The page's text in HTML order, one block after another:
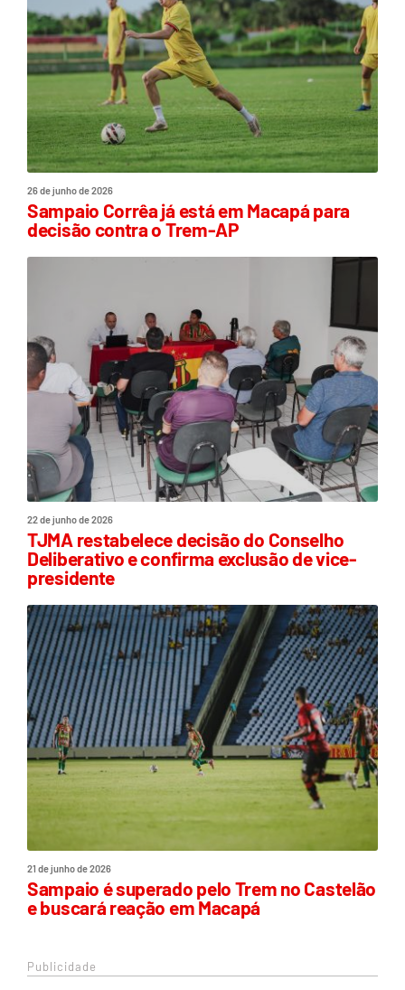
26 de junho de 2026
Sampaio Corrêa já está em Macapá para
decisão contra o Trem-AP
22 de junho de 2026
TJMA restabelece decisão do Conselho
Deliberativo e confirma exclusão de vice-
presidente
21 de junho de 2026
Sampaio é superado pelo Trem no Castelão
e buscará reação em Macapá
Publicidade